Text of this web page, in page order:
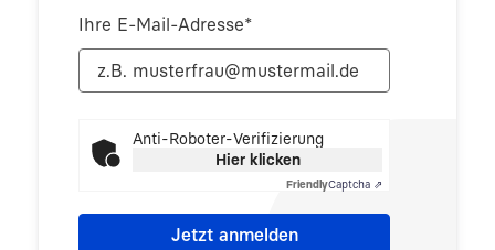
Ihre E-Mail-Adresse*
Anti-Roboter-Verifizierung
Hier klicken
FriendlyCaptcha ⇗